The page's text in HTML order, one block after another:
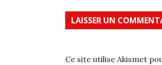
Ce site utilise Akismet